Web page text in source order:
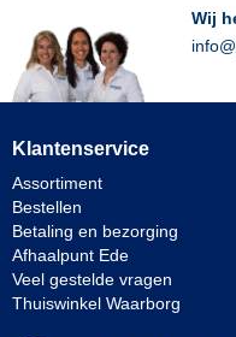
Wij
Klantenservice
Assortiment
Bestellen
Betaling en bezorging
Afhaalpunt Ede
Veel gestelde vragen
Thuiswinkel Waarborg